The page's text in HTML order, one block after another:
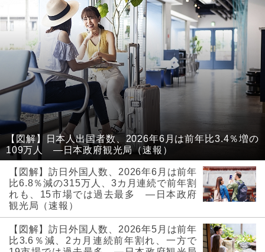
【図解】日本人出国者数、2026年6月は前年比3.4％増の
109万人 ―日本政府観光局（速報）
【図解】訪日外国人数、2026年6月は前年
比6.8％減の315万人、3カ月連続で前年割
れも、15市場では過去最多 ―日本政府
観光局（速報）
【図解】訪日外国人数、2026年5月は前年
比3.6％減、2カ月連続前年割れ、一方で